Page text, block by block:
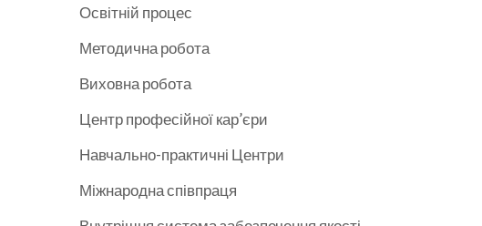
Освітній процес
Методична робота
Виховна робота
Центр професійної кар’єри
Навчально-практичні Центри
Міжнародна співпраця